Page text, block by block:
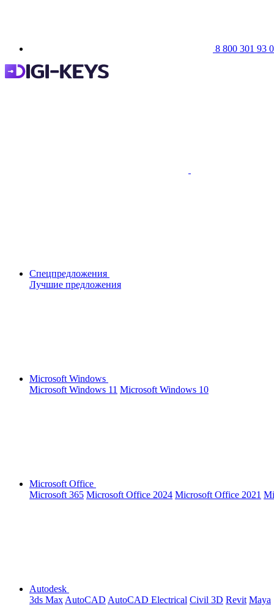
8 800 301 93
Спецпредложения
Лучшие предложения
Microsoft Windows
Microsoft Windows 11 Microsoft Windows 10
Microsoft Office
Microsoft 365 Microsoft Office 2024 Microsoft Office 2021
Autodesk
3ds Max AutoCAD AutoCAD Electrical Civil 3D Revit Maya